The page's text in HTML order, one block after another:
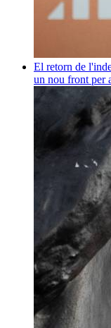
El retorn de
un nou front per